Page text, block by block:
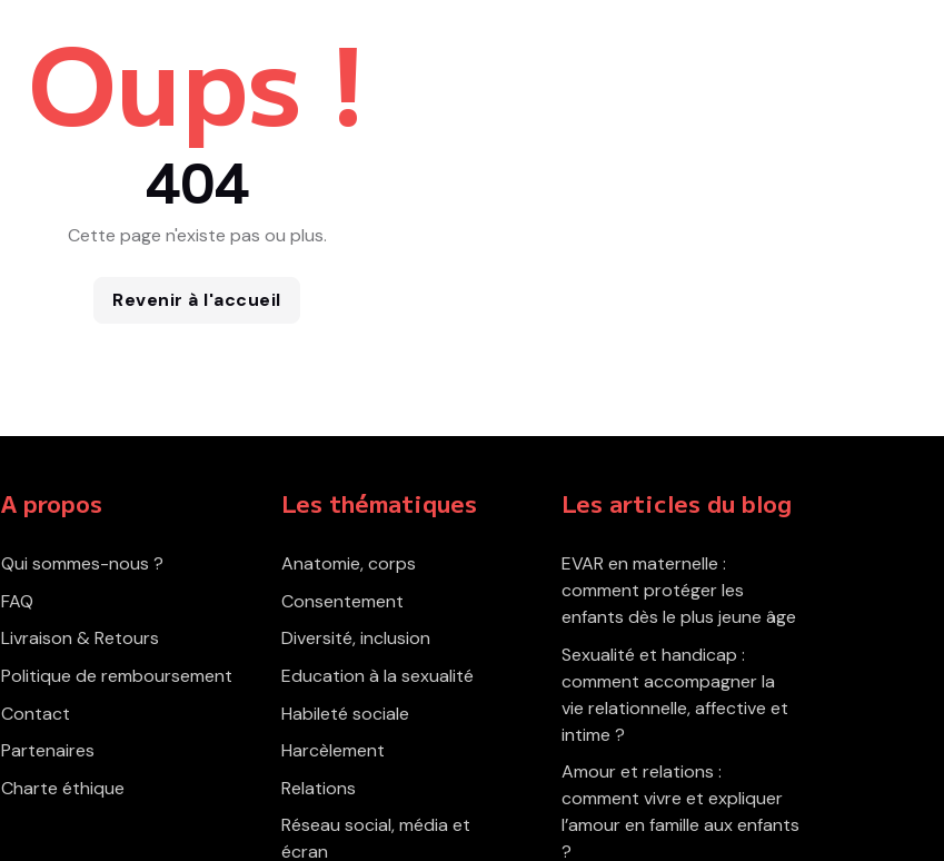
Oups !
404
Cette page n'existe pas ou plus.
Revenir à l'accueil
A propos
Qui sommes-nous ?
FAQ
Livraison & Retours
Politique de remboursement
Contact
Partenaires
Charte éthique
Les thématiques
Anatomie, corps
Consentement
Diversité, inclusion
Education à la sexualité
Habileté sociale
Harcèlement
Relations
Réseau social, média et
écran
Les articles du blog
EVAR en maternelle :
comment protéger les
enfants dès le plus jeune âge
Sexualité et handicap :
comment accompagner la
vie relationnelle, affective et
intime ?
Amour et relations :
comment vivre et expliquer
l’amour en famille aux enfants
?